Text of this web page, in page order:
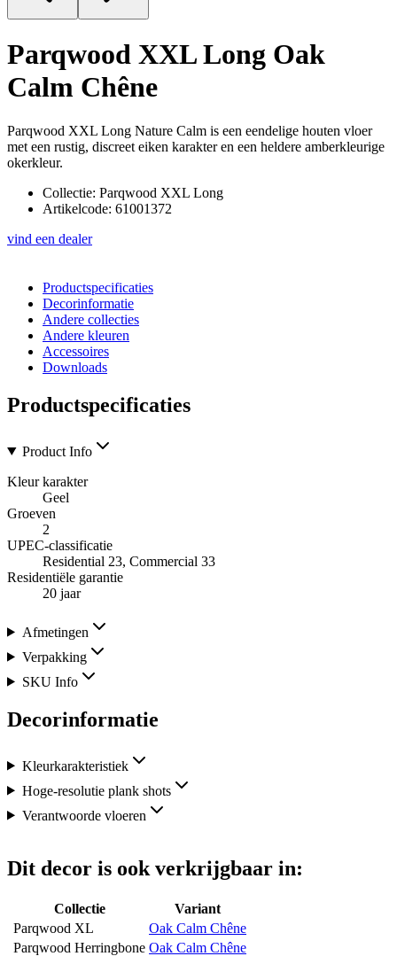
Parqwood XXL Long Oak
Calm Chêne
Parqwood XXL Long Nature Calm is een eendelige houten vloer
met een rustig, discreet eiken karakter en een heldere amberkleurige
okerkleur.
Collectie: Parqwood XXL Long
Artikelcode: 61001372
vind een dealer
Productspecificaties
Decorinformatie
Andere collecties
Andere kleuren
Accessoires
Downloads
Productspecificaties
Product Info
Kleur karakter
Geel
Groeven
2
UPEC-classificatie
Residential 23, Commercial 33
Residentiële garantie
20 jaar
Afmetingen
Verpakking
SKU Info
Decorinformatie
Kleurkarakteristiek
Hoge-resolutie plank shots
Verantwoorde vloeren
Dit decor is ook verkrijgbaar in:
Collectie
Variant
Parqwood XL
Oak Calm Chêne
Parqwood Herringbone Oak Calm Chêne